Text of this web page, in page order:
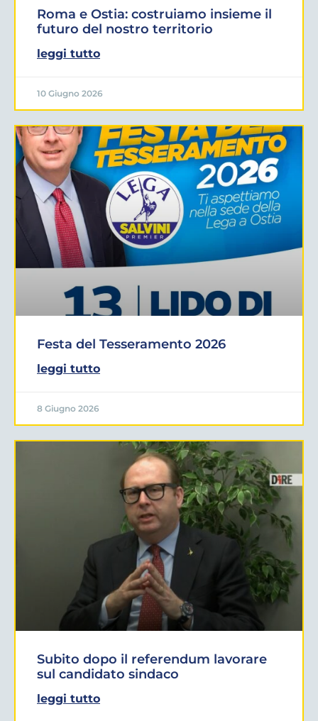
Roma e Ostia: costruiamo insieme il
futuro del nostro territorio
leggi tutto
10 Giugno 2026
Festa del Tesseramento 2026
leggi tutto
8 Giugno 2026
Subito dopo il referendum lavorare
sul candidato sindaco
leggi tutto